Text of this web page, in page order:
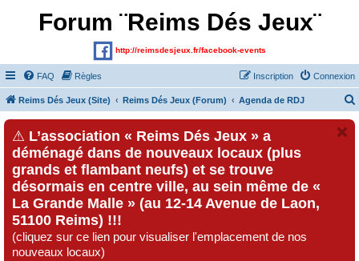
Forum ¨Reims Dés Jeux¨
http://reimsdesjeux.fr/facebook-events
FAQ Règles Connexion
Inscription
Reims Dés Jeux (Site) Reims Dés Jeux (Forum) Agenda de RDJ
⚠ L’association « Reims Dés Jeux » a
déménagé dans de nouveaux locaux (plus
grands et flambant neufs) et se trouve
désormais en centre ville, au sein même de «
La Grande Malle » (au 12-14 Avenue de Laon,
51100 Reims) !!!
(cliquez sur ce lien pour visualiser l'emplacement de nos
nouveaux locaux)